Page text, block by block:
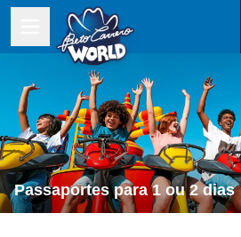
Passaportes para 1 ou 2 dias